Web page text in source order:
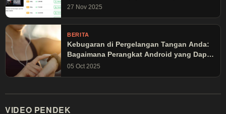
27 Nov 2025
BERITA
Kebugaran di Pergelangan Tangan Anda:
Bagaimana Perangkat Android yang Dapat
Dikenakan Mengubah Latihan Olahraga
05 Oct 2025
VIDEO PENDEK